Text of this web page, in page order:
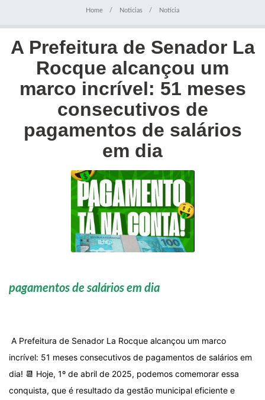
Home Noticias Notícia
A Prefeitura de Senador La
Rocque alcançou um
marco incrível: 51 meses
consecutivos de
pagamentos de salários
em dia
pagamentos de salários em dia
A Prefeitura de Senador La Rocque alcançou um marco
incrível: 51 meses consecutivos de pagamentos de salários em
dia! 📆 Hoje, 1º de abril de 2025, podemos comemorar essa
conquista, que é resultado da gestão municipal eficiente e